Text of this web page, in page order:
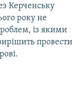
Керченську
року не
із якими
провести